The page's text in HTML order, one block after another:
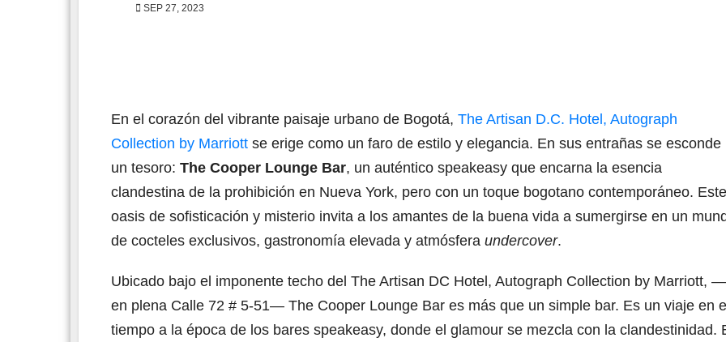
SEP 27, 2023
En el corazón del vibrante paisaje urbano de Bogotá, The Artisan D.C. Hotel, Autograph
Collection by Marriott se erige como un faro de estilo y elegancia. En sus entrañas se esconde
un tesoro: The Cooper Lounge Bar, un auténtico speakeasy que encarna la esencia
clandestina de la prohibición en Nueva York, pero con un toque bogotano contemporáneo. Este
oasis de sofisticación y misterio invita a los amantes de la buena vida a sumergirse en un
de cocteles exclusivos, gastronomía elevada y atmósfera undercover.
Ubicado bajo el imponente techo del The Artisan DC Hotel, Autograph Collection by Marriott, —
en plena Calle 72 # 5-51— The Cooper Lounge Bar es más que un simple bar. Es un viaje en
tiempo a la época de los bares speakeasy, donde el glamour se mezcla con la clandestinidad.